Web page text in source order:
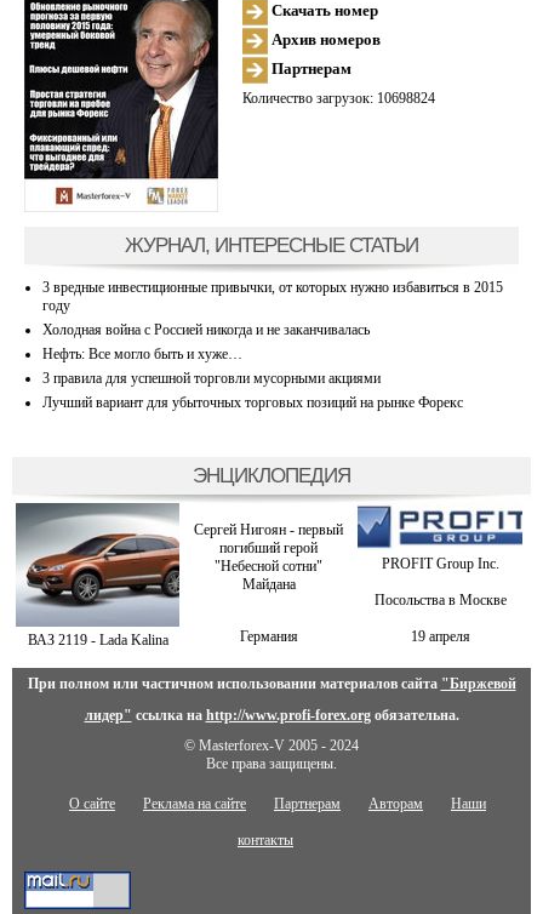
Скачать номер
Архив номеров
Партнерам
Количество загрузок: 10698824
ЖУРНАЛ, ИНТЕРЕСНЫЕ СТАТЬИ
3 вредные инвестиционные привычки, от которых нужно избавиться в 2015
году
Холодная война с Россией никогда и не заканчивалась
Нефть: Все могло быть и хуже…
3 правила для успешной торговли мусорными акциями
Лучший вариант для убыточных торговых позиций на рынке Форекс
ЭНЦИКЛОПЕДИЯ
ВАЗ 2119 - Lada Kalina
Сергей Нигоян - первый
погибший герой
"Небесной сотни"
Майдана
PROFIT Group Inc.
Посольства в Москве
Германия 19 апреля
При полном или частичном использовании материалов сайта "Биржевой
лидер" ссылка на http://www.profi-forex.orgобязательна.
© Masterforex-V 2005 - 2024
Все права защищены.
О сайте Реклама на сайте Партнерам Авторам Наши
контакты